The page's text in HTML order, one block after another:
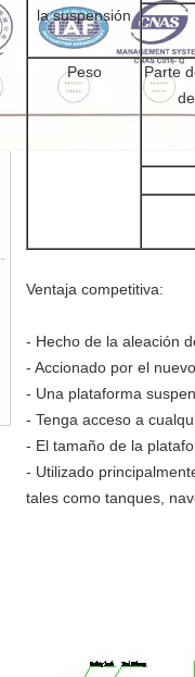
la suspensión
Peso
Parte
Ventaja competitiva:
- Hecho de la aleación
- Accionado por el
- Una plataforma
- Tenga acceso a
- El tamaño de la
- Utilizado
tales como tanques,